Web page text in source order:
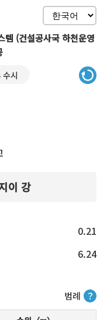
템 (건설공사국 하천운영
시
이 강
0.21
6.24
범례 ？